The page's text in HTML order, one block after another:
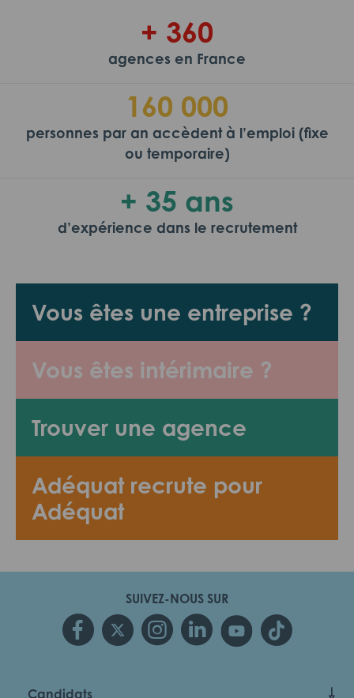
Vous êtes une entreprise ?
Vous êtes intérimaire ?
Trouver une agence
Adéquat recrute pour
Adéquat
+ 360
agences en France
160 000
personnes par an accèdent à l’emploi (fixe
ou temporaire)
+ 35 ans
d’expérience dans le recrutement
SUIVEZ-NOUS SUR
Candidats